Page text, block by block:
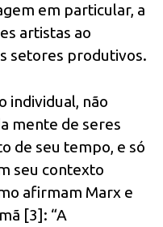
em particular, a
artistas ao
setores produtivos.
individual, não
mente de seres
de seu tempo, e só
seu contexto
afirmam Marx e
[3]: “A